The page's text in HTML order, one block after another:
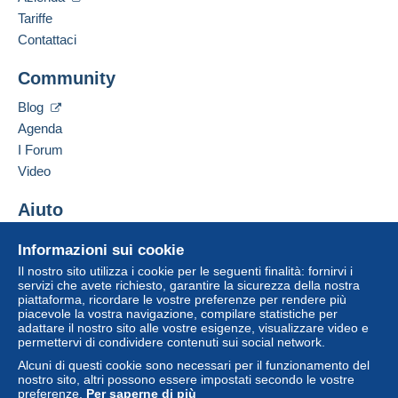
L'acquirente utilizza i metodi di pagamento
disponibili su Delcampe nella pagina "
Un pagamento non effettuato tramite
pagamento integrato nel sito
venditore all'acquirente. Un acquisto non pagato
dell'acquirente.
clausole relative al pagamento, queste sono da
considerarsi nulle e non dovute. Le condizioni di
pagamento del sito Delcampe, definite nelle
Gli acquisti devono essere pagati entro14 giorni
dal ricevimento della richiesta di pagamento del
venditore.
Diritto di recesso|Spese di restituzione a carico
dell'acquirente.
Contattare il venditore
Informazioni sui cookie
Il nostro sito utilizza i cookie per le seguenti finalità: fornirvi i
servizi che avete richiesto, garantire la sicurezza della nostra
piattaforma, ricordare le vostre preferenze per rendere più
piacevole la vostra navigazione, compilare statistiche per
adattare il nostro sito alle vostre esigenze, visualizzare video e
permettervi di condividere contenuti sui social network.
Alcuni di questi cookie sono necessari per il funzionamento del
nostro sito, altri possono essere impostati secondo le vostre
preferenze. Per saperne di più
Tariffe
Contattaci
Community
Blog
Agenda
I Forum
Video
Aiuto
Acquistare su Delcampe
Vendere su Delcampe
Un sito sicuro